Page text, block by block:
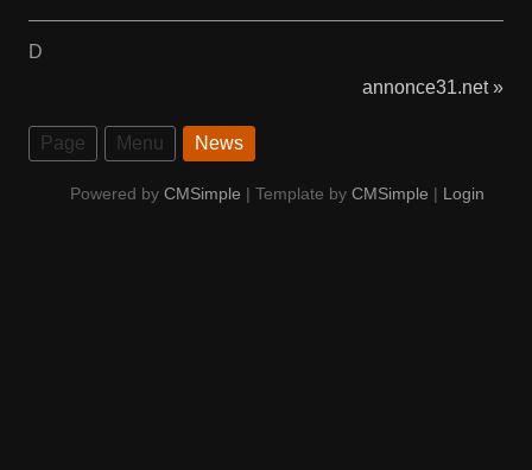
D
annonce31.net »
Page Menu News
Powered by CMSimple | Template by CMSimple | Login